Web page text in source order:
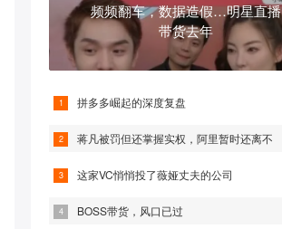
频频翻车，数据造假…明星直播
带货去年
拼多多崛起的深度复盘
蒋凡被罚但还掌握实权，阿里暂时还离不
这家VC悄悄投了薇娅丈夫的公司
BOSS带货，风口已过